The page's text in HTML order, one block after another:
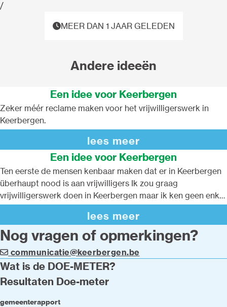
/
MEER DAN 1 JAAR GELEDEN
Andere ideeën
Een idee voor Keerbergen
Zeker méér reclame maken voor het vrijwilligerswerk in
Keerbergen.
lees meer
Een idee voor Keerbergen
Ten eerste de mensen kenbaar maken dat er in Keerbergen
überhaupt nood is aan vrijwilligers Ik zou graag
vrijwilligerswerk doen in Keerbergen maar ik ken geen enkel
project Mss op de website van onze gemeente kenbaar
maken waar vrijwilligers nodig zijn
lees meer
Nog vragen of opmerkingen?
communicatie@keerbergen.be
Wat is de DOE-METER?
Resultaten Doe-meter
gemeenterapport